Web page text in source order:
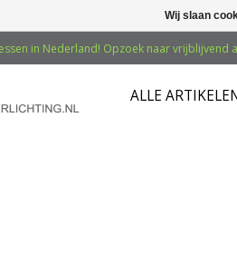
in Nederland! Opzoek naar vrijblijvend
ALLE
Wij slaan